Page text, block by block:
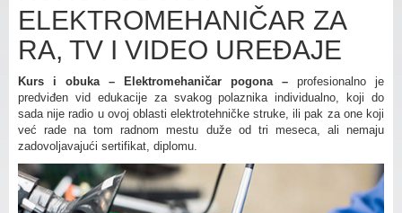
ELEKTROMEHANIČAR ZA
RA, TV I VIDEO UREĐAJE
Kurs i obuka – Elektromehaničar pogona – profesionalno je
predviđen vid edukacije za svakog polaznika individualno, koji do
sada nije radio u ovoj oblasti elektrotehničke struke, ili pak za one koji
već rade na tom radnom mestu duže od tri meseca, ali nemaju
zadovoljavajući sertifikat, diplomu.